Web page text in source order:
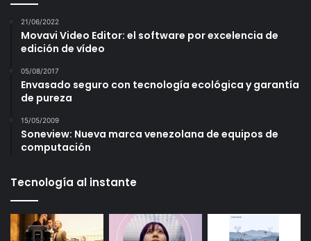
21/06/2022
Movavi Video Editor: el software por excelencia de
edición de vídeo
05/08/2017
Envasado seguro con tecnología ecológica y garantía
de pureza
15/05/2009
Soneview: Nueva marca venezolana de equipos de
computación
Tecnología al instante